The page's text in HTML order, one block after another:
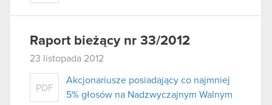
Raport bieżący nr 33/2012
23 listopada 2012
PDF
Akcjonariusze posiadający co najmniej
5% głosów na Nadzwyczajnym Walnym